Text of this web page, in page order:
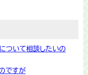
ついて相談したいの
ですが